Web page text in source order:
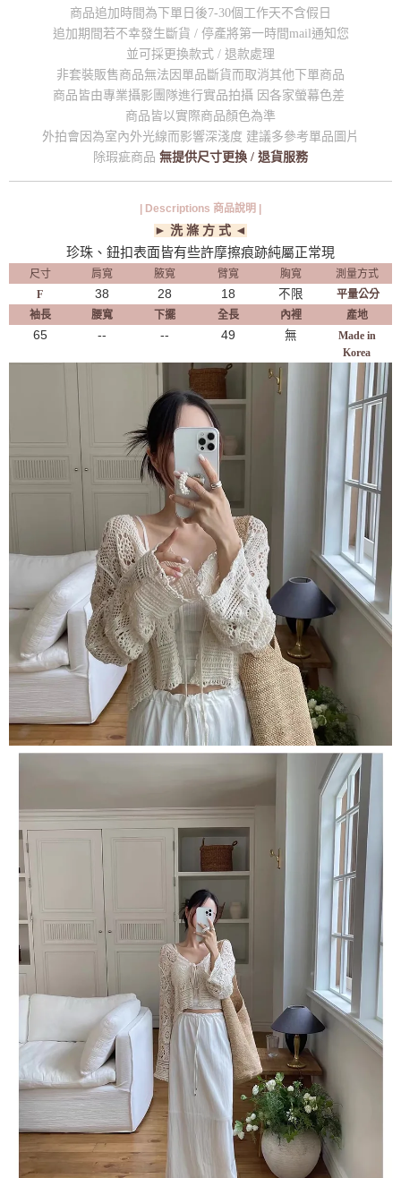
商品追加時間為下單日後7-30個工作天不含假日
追加期間若不幸發生斷貨 / 停產將第一時間mail通知您
並可採更換款式 / 退款處理
非套裝販售商品無法因單品斷貨而取消其他下單商品
商品皆由專業攝影團隊進行實品拍攝 因各家螢幕色差
商品皆以實際商品顏色為準
外拍會因為室內外光線而影響深淺度 建議多參考單品圖片
除瑕疵商品 無提供尺寸更換 / 退貨服務
| Descriptions 商品說明 |
► 洗 滌 方 式 ◄
珍珠、鈕扣表面皆有些許摩擦痕跡純屬正常現
尺寸 肩寬 腋寬 臂寬 胸寬
測量方式
F
38 28 18 不限
平量公分
袖長
腰寬 下擺 全長 內裡 產地
65 -- -- 49 無
Made in
Korea